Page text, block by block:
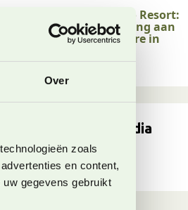
Over
zoals
en content,
gegevens gebruikt
Camping Tamaro Resort:
een mooie camping aan
het Lago Maggiore in
8 mei 2026
ons op social media